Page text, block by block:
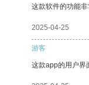
这款软件的功能非
2025-04-25
游客
这款app的用户界